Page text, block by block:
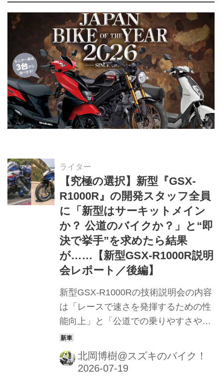
ライター
【究極の選択】新型『GSX-
R1000R』の開発スタッフ全員
に「新型はサーキットメイン
か？ 公道のバイクか？」と“即
決で挙手”を求めたら結果
が……【新型GSX-R1000R説明
会レポート／後編】
新型GSX-R1000Rの技術説明会の内容
は「レースで速さを発揮するための性
能向上」と「公道での乗りやすさや耐
久性」が混在するものでした。そこで
ストレートに聞いてみたところ……
北岡博樹@スズキのバイク！